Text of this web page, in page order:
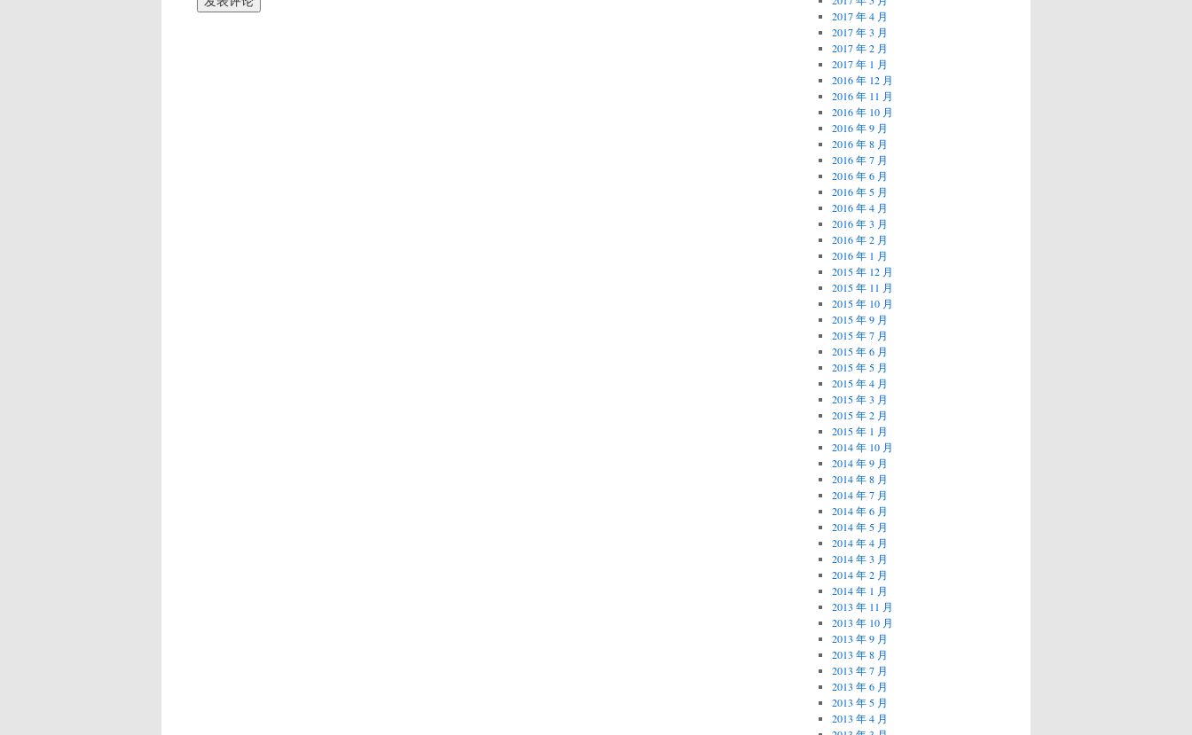
2017 年 4 月
2017 年 3 月
2017 年 2 月
2017 年 1 月
2016 年 12 月
2016 年 11 月
2016 年 10 月
2016 年 9 月
2016 年 8 月
2016 年 7 月
2016 年 6 月
2016 年 5 月
2016 年 4 月
2016 年 3 月
2016 年 2 月
2016 年 1 月
2015 年 12 月
2015 年 11 月
2015 年 10 月
2015 年 9 月
2015 年 7 月
2015 年 6 月
2015 年 5 月
2015 年 4 月
2015 年 3 月
2015 年 2 月
2015 年 1 月
2014 年 10 月
2014 年 9 月
2014 年 8 月
2014 年 7 月
2014 年 6 月
2014 年 5 月
2014 年 4 月
2014 年 3 月
2014 年 2 月
2014 年 1 月
2013 年 11 月
2013 年 10 月
2013 年 9 月
2013 年 8 月
2013 年 7 月
2013 年 6 月
2013 年 5 月
2013 年 4 月